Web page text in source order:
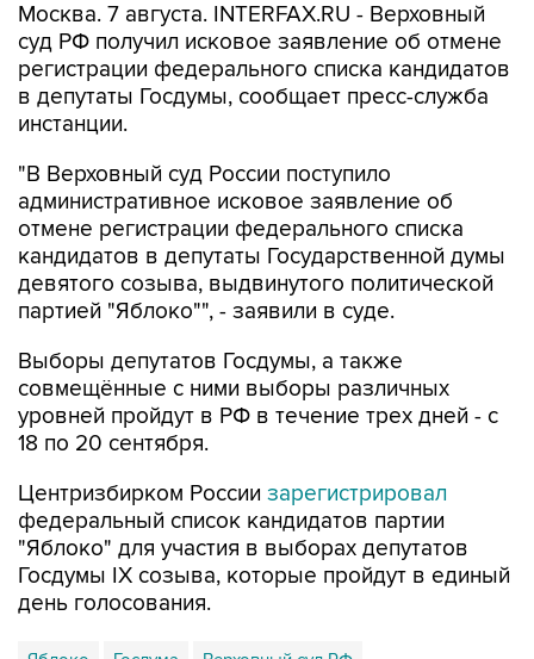
Москва. 7 августа. INTERFAX.RU - Верховный
суд РФ получил исковое заявление об отмене
регистрации федерального списка кандидатов
в депутаты Госдумы, сообщает пресс-служба
инстанции.
"В Верховный суд России поступило
административное исковое заявление об
отмене регистрации федерального списка
кандидатов в депутаты Государственной думы
девятого созыва, выдвинутого политической
партией "Яблоко"", - заявили в суде.
Выборы депутатов Госдумы, а также
совмещённые с ними выборы различных
уровней пройдут в РФ в течение трех дней - с
18 по 20 сентября.
Центризбирком России зарегистрировал
федеральный список кандидатов партии
"Яблоко" для участия в выборах депутатов
Госдумы IX созыва, которые пройдут в единый
день голосования.